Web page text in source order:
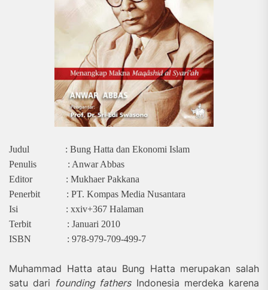
Judul : Bung Hatta dan Ekonomi Islam
Penulis : Anwar Abbas
Editor : Mukhaer Pakkana
Penerbit : PT. Kompas Media Nusantara
Isi : xxiv+367 Halaman
Terbit : Januari 2010
ISBN : 978-979-709-499-7
Muhammad Hatta atau Bung Hatta merupakan salah
satu dari founding fathersIndonesia merdeka karena